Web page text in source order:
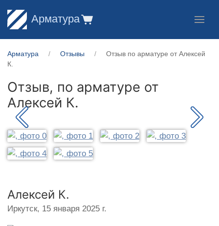
Арматура
Арматура Отзывы
Отзыв по арматуре от Алексей
К.
Отзыв, по арматуре от
Алексей К.
Алексей К.
Иркутск, 15 января 2025 г.